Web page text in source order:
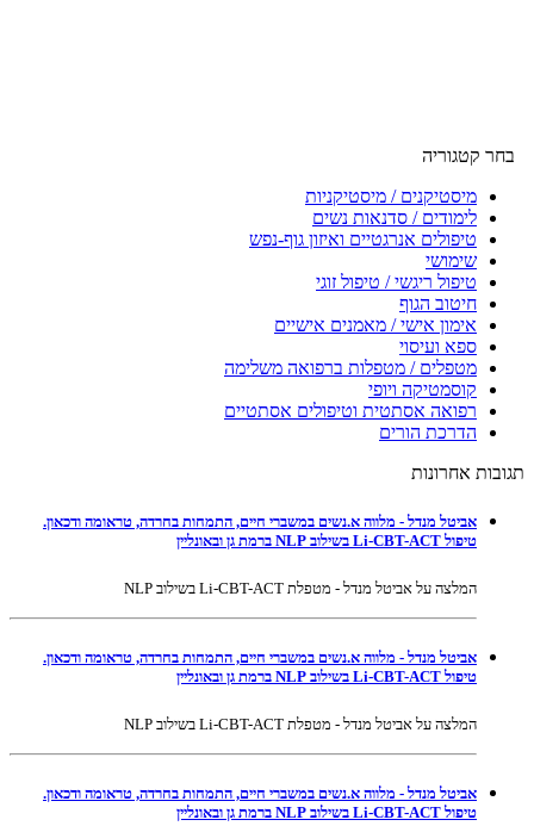
בחר קטגוריה
מיסטיקנים / מיסטיקניות
לימודים / סדנאות נשים
טיפולים אנרגטיים ואיזון גוף-נפש
שימושי
טיפול ריגשי / טיפול זוגי
חיטוב הגוף
אימון אישי / מאמנים אישיים
ספא ועיסוי
מטפלים / מטפלות ברפואה משלימה
קוסמטיקה ויופי
רפואה אסתטית וטיפולים אסתטיים
הדרכת הורים
תגובות אחרונות
אביטל מנדל - מלווה א.נשים במשברי חיים, התמחות בחרדה, טראומה ודכאון.
טיפול Li-CBT-ACT בשילוב NLP ברמת גן ובאונליין
המלצה על אביטל מנדל - מטפלת Li-CBT-ACT בשילוב NLP
אביטל מנדל - מלווה א.נשים במשברי חיים, התמחות בחרדה, טראומה ודכאון.
טיפול Li-CBT-ACT בשילוב NLP ברמת גן ובאונליין
המלצה על אביטל מנדל - מטפלת Li-CBT-ACT בשילוב NLP
אביטל מנדל - מלווה א.נשים במשברי חיים, התמחות בחרדה, טראומה ודכאון.
טיפול Li-CBT-ACT בשילוב NLP ברמת גן ובאונליין